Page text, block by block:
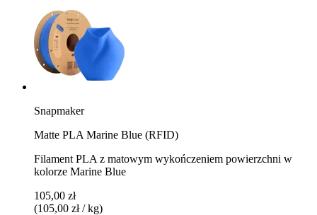
Snapmaker
Matte PLA Marine Blue (RFID)
Filament PLA z matowym wykończeniem powierzchni w
kolorze Marine Blue
105,00 zł
(105,00 zł / kg)